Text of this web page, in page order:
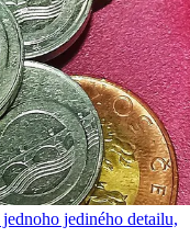
jediného detailu,